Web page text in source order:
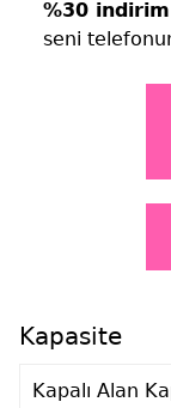
%30 indirim
seni
Kapasite
Kapalı Alan